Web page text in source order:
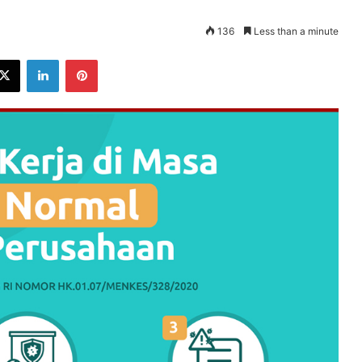
136 Less than a minute
X LinkedInPinterest